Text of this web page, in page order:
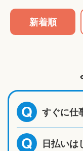
新着順
Q すぐに仕
Q 日払いは